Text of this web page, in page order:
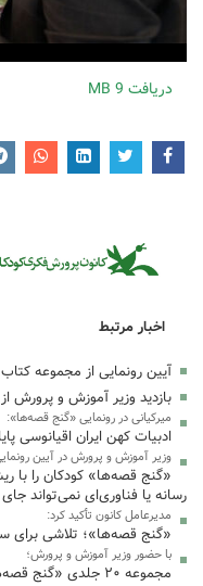
دریافت 9 MB
اخبار مرتبط
آیین رونمایی از مجموعه
بازدید وزیر آموزش و پرورش
میرکیانی در رونمایی «گنج قصه‌ها»:
ادبیات کهن ایران اقیانوسی
وزیر آموزش و پرورش در آیین
«گنج قصه‌ها» کودکان را با
رسانه یا فناوری‌ای نمی‌تواند
مدیرعامل کانون تأکید کرد:
«گنج قصه‌ها»؛ تلاشی برای
با حضور وزیر آموزش و پرورش؛
مجموعه ۲۰ جلدی «گنج قصه‌ها» رونمایی می‌شود